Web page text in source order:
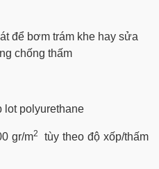
để bơm trám khe hay sửa
chống thấm
gr/m2
tùy theo độ xốp/thấm